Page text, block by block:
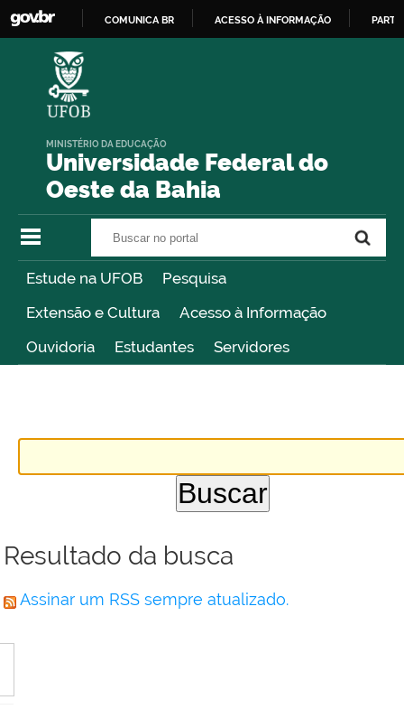
COMUNICA BR ACESSO À INFORMAÇÃO
Universidade Federal do
Oeste da Bahia
MINISTÉRIO DA EDUCAÇÃO
Estude na UFOB
Pesquisa
Extensão e Cultura
Acesso à Informação
Ouvidoria
Estudantes Servidores
Resultado da busca
Assinar um RSS sempre atualizado.